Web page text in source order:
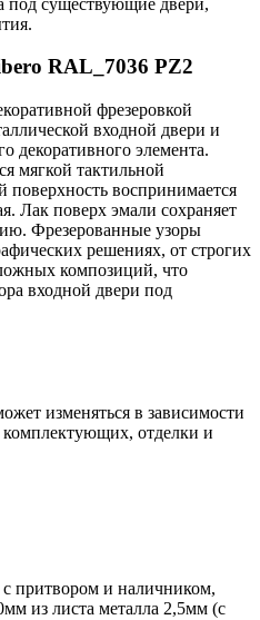
RAL_7036 PZ2
фрезеровкой
входной двери и
декоративного элемента.
мягкой тактильной
поверхность воспринимается
Лак поверх эмали сохраняет
Фрезерованные узоры
решениях, от строгих
композиций, что
входной двери под
изменяться в зависимости
отделки и
притвором и наличником,
из листа металла 2,5мм (с